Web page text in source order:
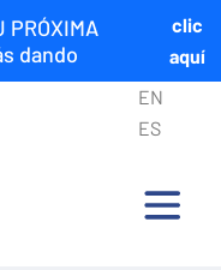
PRÓXIMA
dando
clic
aquí
EN
ES